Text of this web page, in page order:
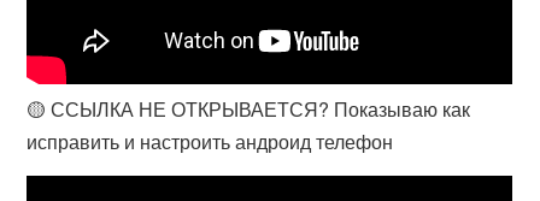
🟡 ССЫЛКА НЕ ОТКРЫВАЕТСЯ? Показываю как
исправить и настроить андроид телефон